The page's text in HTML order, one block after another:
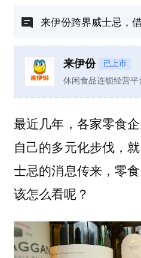
来伊份跨界威士忌，
来伊份 已上市
休闲食品连锁经营平
最近几年，各家零食
自己的多元化步伐，
士忌的消息传来，零
该怎么看呢？